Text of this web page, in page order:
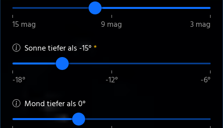
15 mag 9 mag
3 mag
Sonne tiefer als-15°*
-18° -12°
-6°
Mond tiefer als0°